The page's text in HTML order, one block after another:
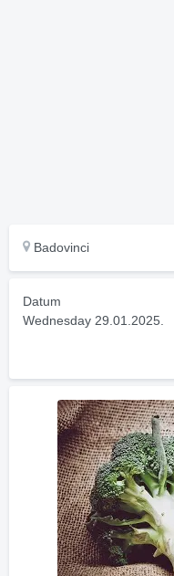
Badovinci
Datum
Wednesday 29.01.2025.